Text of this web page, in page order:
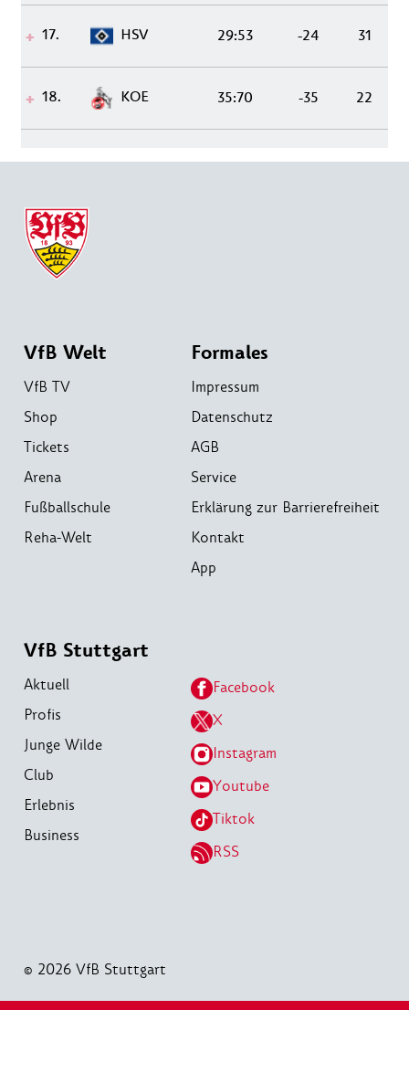
17. HSV 29:53 -24 31
18. KOE 35:70 -35 22
VfB Welt
VfB TV
Shop
Tickets
Arena
Fußballschule
Reha-Welt
Formales
Impressum
Datenschutz
AGB
Service
Erklärung zur Barrierefreiheit
Kontakt
App
VfB Stuttgart
Aktuell
Profis
Junge Wilde
Club
Erlebnis
Business
Facebook
X
Instagram
Youtube
Tiktok
RSS
© 2026 VfB Stuttgart